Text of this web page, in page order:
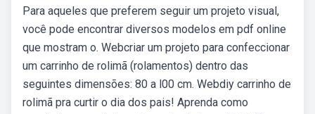
Para aqueles que preferem seguir um projeto visual,
você pode encontrar diversos modelos em pdf online
que mostram o. Webcriar um projeto para confeccionar
um carrinho de rolimã (rolamentos) dentro das
seguintes dimensões: 80 a l00 cm. Webdiy carrinho de
rolimã pra curtir o dia dos pais! Aprenda como